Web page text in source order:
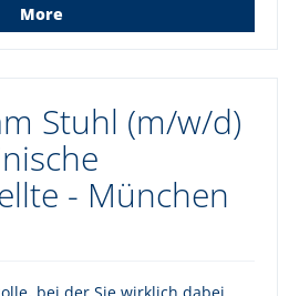
More
Stuhl (m/w/d)
- München